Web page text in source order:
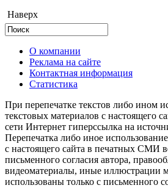
Наверх
О компании
Реклама на сайте
Контактная информация
Статистика
При перепечатке текстов либо ином
текстовых материалов с настоящего
сети Интернет гиперссылка на
Перепечатка либо иное
с настоящего сайта в печатных СМИ
письменного согласия автора,
видеоматериалы, иные иллюстрации
использованы только с письменного